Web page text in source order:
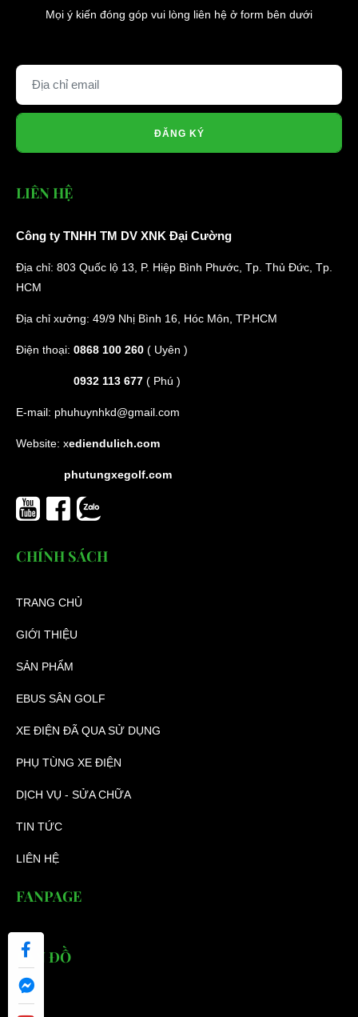
Mọi ý kiến đóng góp vui lòng liên hệ ở form bên dưới
ĐĂNG KÝ
LIÊN HỆ
Công ty TNHH TM DV XNK Đại Cường
Địa chỉ: 803 Quốc lộ 13, P. Hiệp Bình Phước, Tp. Thủ Đức, Tp.
HCM
Địa chỉ xưởng: 49/9 Nhị Bình 16, Hóc Môn, TP.HCM
Điện thoại: 0868 100 260 ( Uyên )
0932 113 677 ( Phú )
E-mail: phuhuynhkd@gmail.com
Website: xediendulich.com
phutungxegolf.com
CHÍNH SÁCH
TRANG CHỦ
GIỚI THIỆU
SẢN PHẨM
EBUS SÂN GOLF
XE ĐIỆN ĐÃ QUA SỬ DỤNG
PHỤ TÙNG XE ĐIỆN
DỊCH VỤ - SỬA CHỮA
TIN TỨC
LIÊN HỆ
FANPAGE
BẢN ĐỒ